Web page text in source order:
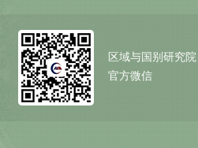
区域与国别研究院
官方微信